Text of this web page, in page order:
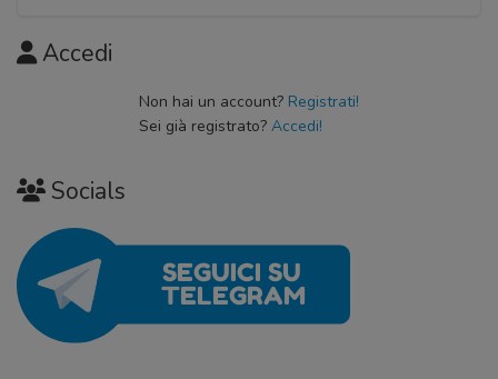
Accedi
Non hai un account? Registrati!
Sei già registrato? Accedi!
Socials